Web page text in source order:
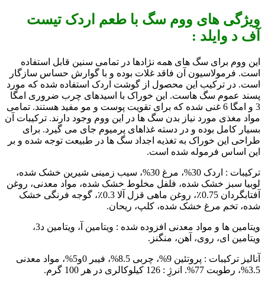
ویژگی های ووم سگ با طعم اردک تیست
آف د وایلد :
این ووم برای سگ های همه نژادها در تمامی سنین قابل استفاده
است. فرمولاسیون آن فاقد غلات بوده و با گوارش حساس سازگار
است. در ترکیب این محصول از گوشت اردک استفاده شده که مورد
پسند عموم سگ هاست. این خوراک با اسیدهای چرب ضروری امگا
3 و امگا 6 غنی شده که برای تقویت پوست و مو مفید هستند. تمامی
مواد مغذی مورد نیاز بدن سگ ها در این ووم وجود دارند. ترکیبات آن
بسیار کامل بوده و در دسته غذاهای پرمیوم جای می گیرد. برای
طراحی این خوراک به تغذیه اجداد سگ ها در طبیعت توجه شده و بر
این اساس فرموله شده است.
ترکیبات : اردک 30%، مرغ 30%، سیب زمینی شیرین خشک شده،
لوبیا سبز خشک شده، فلفل مخلوط خشک شده، مواد معدنی، روغن
آفتابگردان 0.75٪، روغن ماهی قزل آلا 0.3٪، گوجه فرنگی خشک
شده، تخم مرغ خشک شده، کلپ، ریحان.
ویتامین ها و مواد معدنی افزوده شده : ویتامین آ، ویتامین د3،
ویتامین ای، روی، آهن، منگنز.
آنالیز ترکیبات : پروتئین 9%، چربی 8.5%، فیبر 0و5%، مواد معدنی
3.5%، رطوبت 77%. انرژِ : 126 کیلوکالری در هر 100 گرم.